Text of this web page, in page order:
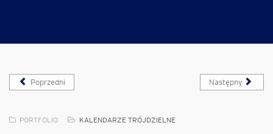
Poprzedni Następny
PORTFOLIO KALENDARZE TRÓJDZIELNE